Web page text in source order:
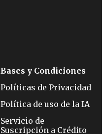
Bases y Condiciones
Políticas de Privacidad
Política de uso de la IA
Servicio de
Suscripción a Crédito